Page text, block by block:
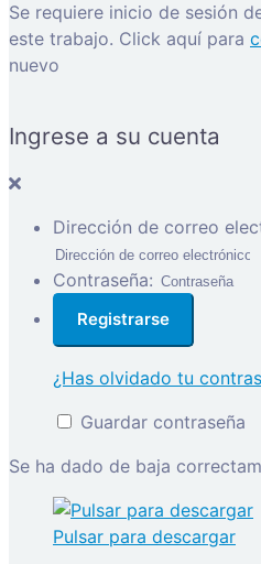
Se requiere inicio de sesión
este trabajo. Click aquí para
nuevo
Ingrese a su cuenta
Dirección de correo
Contraseña:
¿Has olvidado tu
Guardar contraseña
Se ha dado de baja
Pulsar para descargar